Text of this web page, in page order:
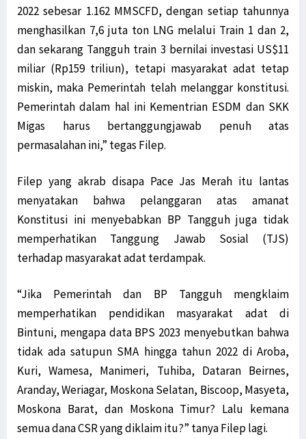
2022 sebesar 1.162 MMSCFD, dengan setiap tahunnya
menghasilkan 7,6 juta ton LNG melalui Train 1 dan 2,
dan sekarang Tangguh train 3 bernilai investasi US$11
miliar (Rp159 triliun), tetapi masyarakat adat tetap
miskin, maka Pemerintah telah melanggar konstitusi.
Pemerintah dalam hal ini Kementrian ESDM dan SKK
Migas harus bertanggungjawab penuh atas
permasalahan ini,” tegas Filep.
Filep yang akrab disapa Pace Jas Merah itu lantas
menyatakan bahwa pelanggaran atas amanat
Konstitusi ini menyebabkan BP Tangguh juga tidak
memperhatikan Tanggung Jawab Sosial (TJS)
terhadap masyarakat adat terdampak.
“Jika Pemerintah dan BP Tangguh mengklaim
memperhatikan pendidikan masyarakat adat di
Bintuni, mengapa data BPS 2023 menyebutkan bahwa
tidak ada satupun SMA hingga tahun 2022 di Aroba,
Kuri, Wamesa, Manimeri, Tuhiba, Dataran Beirnes,
Aranday, Weriagar, Moskona Selatan, Biscoop, Masyeta,
Moskona Barat, dan Moskona Timur? Lalu kemana
semua dana CSR yang diklaim itu?” tanya Filep lagi.